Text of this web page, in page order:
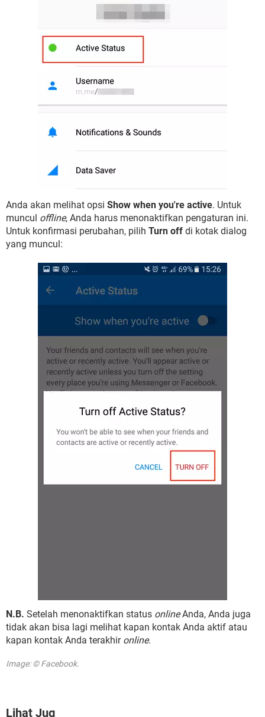
Anda akan melihat opsi Show when you're active. Untuk
muncul offline, Anda harus menonaktifkan pengaturan ini.
Untuk konfirmasi perubahan, pilih Turn off di kotak dialog
yang muncul:
N.B. Setelah menonaktifkan status onlineAnda, Anda juga
tidak akan bisa lagi melihat kapan kontak Anda aktif atau
kapan kontak Anda terakhir online.
Image: © Facebook.
Lihat Jug